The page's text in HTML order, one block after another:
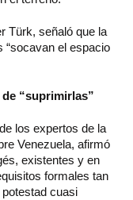
Türk, señaló que la
“socavan el espacio
“suprimirlas”
los expertos de la
Venezuela, afirmó
existentes y en
formales tan
cuasi